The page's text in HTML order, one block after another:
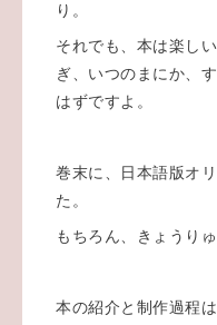
り。
それでも、本は楽し
ぎ、いつのまにか、
はずですよ。
巻末に、日本語版オ
た。
もちろん、きょうり
本の紹介と制作過程